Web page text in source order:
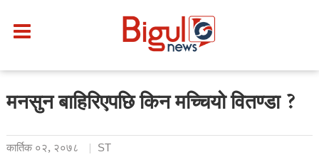
मनसुन बाहिरिएपछि किन मच्चियो वितण्डा ?
कार्तिक ०२, २०७८ ST